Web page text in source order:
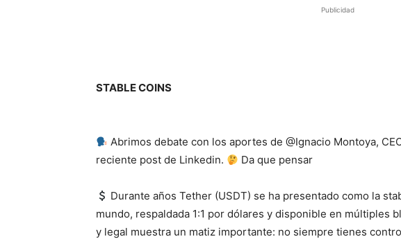
Publicidad
STABLE COINS
Abrimos debate con los aportes de @Ignacio Montoya,
reciente post de Linkedin.
Da que pensar
Durante años Tether (USDT) se ha presentado como la
mundo, respaldada 1:1 por dólares y disponible en múltiples
y legal muestra un matiz importante: no siempre tienes